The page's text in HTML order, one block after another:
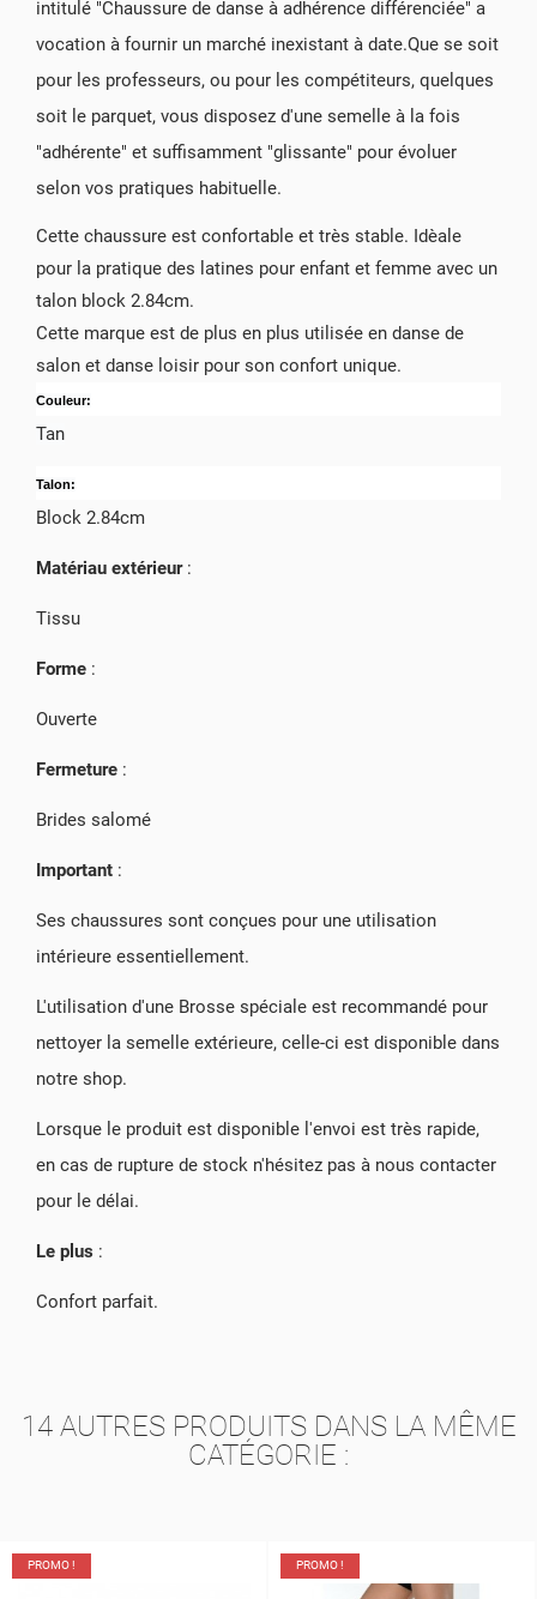
intitulé "Chaussure de danse à adhérence différenciée" a
vocation à fournir un marché inexistant à date.Que se soit
pour les professeurs, ou pour les compétiteurs, quelques
soit le parquet, vous disposez d'une semelle à la fois
"adhérente" et suffisamment "glissante" pour évoluer
selon vos pratiques habituelle.
Cette chaussure est confortable et très stable. Idèale
pour la pratique des latines pour enfant et femme avec un
talon block 2.84cm.
Cette marque est de plus en plus utilisée en danse de
salon et danse loisir pour son confort unique.
Couleur:
Tan
Talon:
Block 2.84cm
Matériau extérieur:
Tissu
Forme :
Ouverte
Fermeture :
Brides salomé
Important :
Ses chaussures sont conçues pour une utilisation
intérieure essentiellement.
L'utilisation d'une Brosse spéciale est recommandé pour
nettoyer la semelle extérieure, celle-ci est disponible dans
notre shop.
Lorsque le produit est disponible l'envoi est très rapide,
en cas de rupture de stock n'hésitez pas à nous contacter
pour le délai.
Le plus :
Confort parfait.
14 AUTRES PRODUITS DANS LA MÊME
CATÉGORIE :
PROMO ! PROMO !